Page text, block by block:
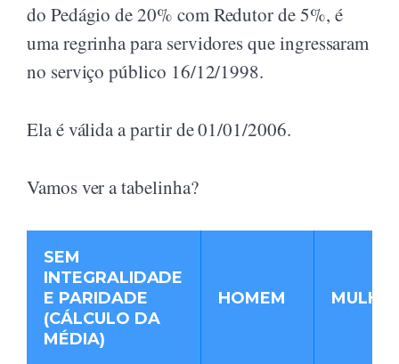
do Pedágio de 20% com Redutor de 5%, é
uma regrinha para servidores que ingressaram
no serviço público 16/12/1998.
Ela é válida a partir de 01/01/2006.
Vamos ver a tabelinha?
SEM
INTEGRALIDADE
E PARIDADE
(CÁLCULO DA
MÉDIA)
HOMEM